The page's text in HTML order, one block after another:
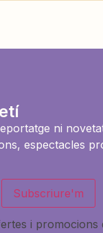
ni
espectacles
Subscriure'm
i promocions